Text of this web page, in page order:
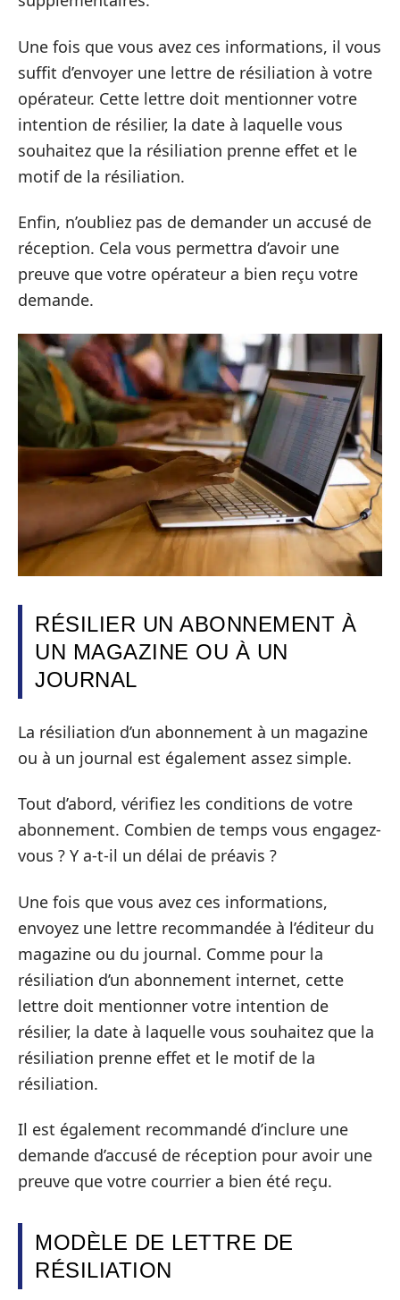
Une fois que vous avez ces informations, il vous
suffit d’envoyer une lettre de résiliation à votre
opérateur. Cette lettre doit mentionner votre
intention de résilier, la date à laquelle vous
souhaitez que la résiliation prenne effet et le
motif de la résiliation.
Enfin, n’oubliez pas de demander un accusé de
réception. Cela vous permettra d’avoir une
preuve que votre opérateur a bien reçu votre
demande.
RÉSILIER UN ABONNEMENT À
UN MAGAZINE OU À UN
JOURNAL
La résiliation d’un abonnement à un magazine
ou à un journal est également assez simple.
Tout d’abord, vérifiez les conditions de votre
abonnement. Combien de temps vous engagez-
vous ? Y a-t-il un délai de préavis ?
Une fois que vous avez ces informations,
envoyez une lettre recommandée à l’éditeur du
magazine ou du journal. Comme pour la
résiliation d’un abonnement internet, cette
lettre doit mentionner votre intention de
résilier, la date à laquelle vous souhaitez que la
résiliation prenne effet et le motif de la
résiliation.
Il est également recommandé d’inclure une
demande d’accusé de réception pour avoir une
preuve que votre courrier a bien été reçu.
MODÈLE DE LETTRE DE
RÉSILIATION